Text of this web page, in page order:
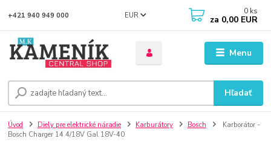
Menu
EUR
Hľadať
+421 940 949 000 0 ks
za 0,00 EUR
Úvod Diely pre elektrické náradie Karburátory Bosch
Karborátor -
Bosch Charger 14.4/18V Gal 18V-40